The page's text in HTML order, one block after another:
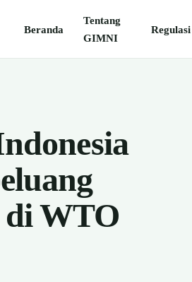
Beranda
Tentang
GIMNI
Regulasi
di WTO